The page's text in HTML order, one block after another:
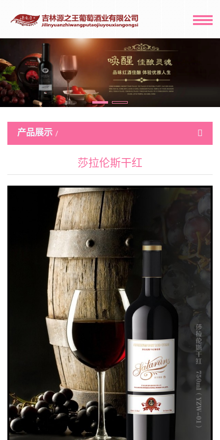
产品展示
莎拉伦斯干红